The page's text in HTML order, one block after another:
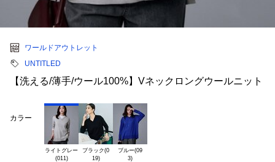
ワールドアウトレット
UNTITLED
【洗える/薄手/ウール100%】Vネックロングウールニット
カラー
ライトグレー
(011)
ブラック(0
19)
ブルー(09